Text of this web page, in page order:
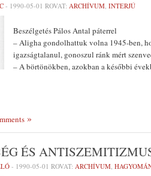
- 1990-05-01 ROVAT: ARCHÍVUM, INTERJÚ
Beszélgetés Pálos Antal páterrel
– Aligha gondolhattuk volna 1945-ben,
igazságtalanul, gonoszul ránk mért
– A börtönökben, azokban a ké­sőbbi
ÉS
- 1990-05-01 ROVAT: ARCHÍVUM,